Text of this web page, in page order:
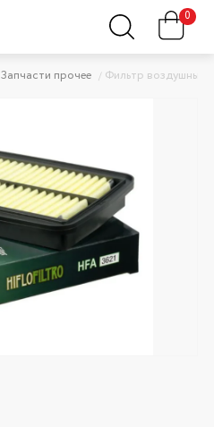
0
Запчасти прочее Фильтр воздушный